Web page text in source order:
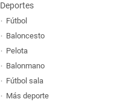
Deportes
Fútbol
Baloncesto
Pelota
Balonmano
Fútbol sala
Más deporte